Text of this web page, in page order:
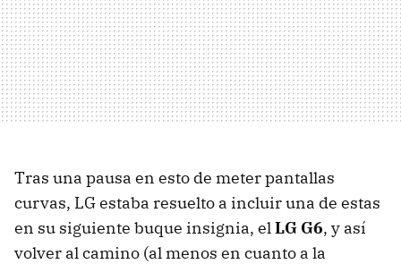
Tras una pausa en esto de meter pantallas
curvas, LG estaba resuelto a incluir una de estas
en su siguiente buque insignia, elLG G6, y así
volver al camino (al menos en cuanto a la